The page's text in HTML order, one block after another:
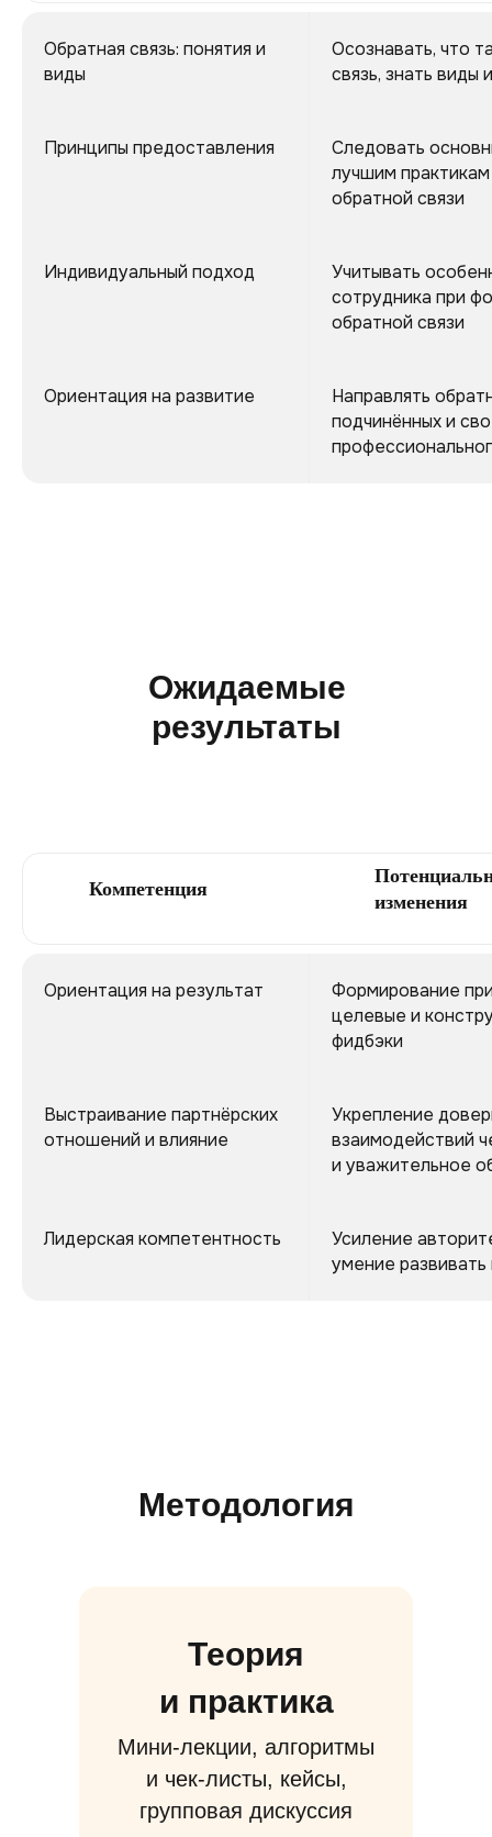
Обратная связь: понятия и
виды
Осознавать, что
связь, знать виды
Принципы предоставления
Следовать
лучшим
обратной связи
Индивидуальный подход
Учитывать
сотрудника при
обратной связи
Ориентация на развитие
Направлять
подчинённых и
Ожидаемые
результаты
Компетенция
изменения
Ориентация на результат
Формирование
целевые и
фидбэки
Выстраивание партнёрских
отношений и влияние
Укрепление
взаимодействий
и уважительное
Лидерская компетентность
Усиление
умение
Методология
Теория
и практика
Мини-лекции, алгоритмы
и чек-листы, кейсы,
групповая дискуссия